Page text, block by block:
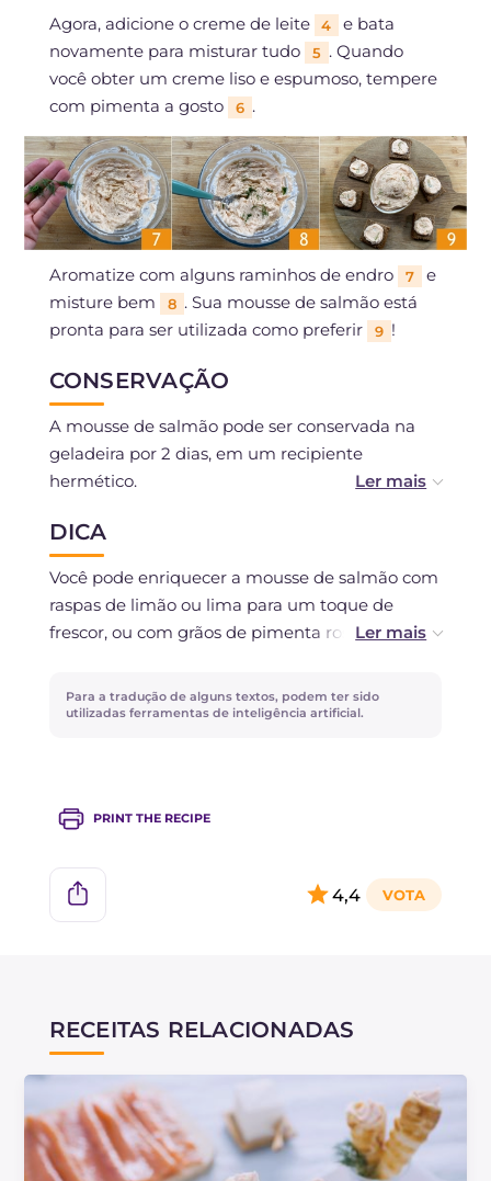
Agora, adicione o creme de leite 4
e bata
novamente para misturar tudo
5 . Quando
você obter um creme liso e espumoso, tempere
com pimenta a gosto
6 .
Aromatize com alguns raminhos de endro 7
e
misture bem
8 . Sua mousse de salmão está
pronta para ser utilizada como preferir
9 !
CONSERVAÇÃO
A mousse de salmão pode ser conservada na
geladeira por 2 dias, em um recipiente
hermético.
Não é recomendável congelar.
DICA
Você pode enriquecer a mousse de salmão com
raspas de limão ou lima para um toque de
frescor, ou com grãos de pimenta rosa para
No lugar do endro, você pode usar cebolinha ou
Para a tradução de alguns textos, podem ter sido
utilizadas ferramentas de inteligência artificial.
PRINT THE RECIPE
4,4
RECEITAS RELACIONADAS